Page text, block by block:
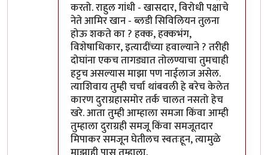
करतो. राहुल गांधी - खासदार, विरोधी पक्षाचे
नेते आमिर खान - ब्लडी सिविलियन तुलना
होऊ शकते का ? हक्क, हक्कभंग,
विशेषाधिकार, इत्यादींच्या हवाल्याने ? तरीही
दोघांना एकच तागड्यात तोलण्याचा तुमचाही
हट्टच असल्यास माझा पण नाईलाज असेल.
त्याशिवाय तुम्ही चर्चा थांबवली हे बरेच केलेत
कारण दुराग्रहासमोर तर्क चालत नसतो हेच
खरे. आता तुम्ही आम्हाला समजा किंवा आम्ही
तुम्हाला दुराग्रही समजू किंवा समजूतदार
मिपाकर समजून घेतीलच स्वतःहून, त्यामुळे